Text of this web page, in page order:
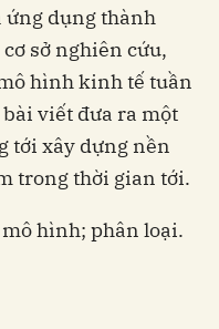
ứng dụng thành
sở nghiên cứu,
hình kinh tế tuần
viết đưa ra một
tới xây dựng nền
trong thời gian tới.
hình; phân loại.